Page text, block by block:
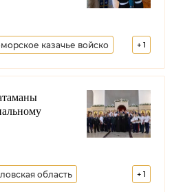
+ 1
казачье войско
+ 1
область